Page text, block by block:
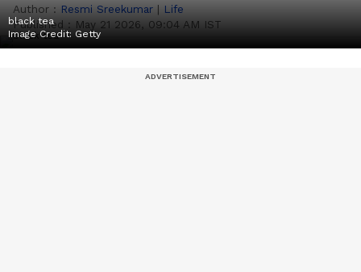
Author : Resmi Sreekumar | Life
Published : May 21 2026, 09:04 AM IST
black tea
Image Credit: Getty